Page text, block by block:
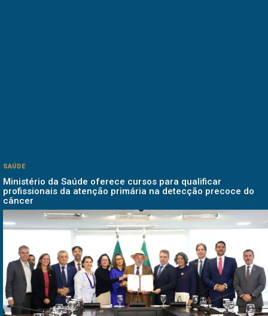
SAÚDE
Ministério da Saúde oferece cursos para qualificar
profissionais da atenção primária na detecção precoce do
câncer